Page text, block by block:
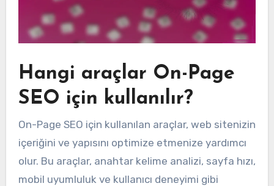
Hangi araçlar On-Page
SEO için kullanılır?
On-Page SEO için kullanılan araçlar, web sitenizin
içeriğini ve yapısını optimize etmenize yardımcı
olur. Bu araçlar, anahtar kelime analizi, sayfa hızı,
mobil uyumluluk ve kullanıcı deneyimi gibi